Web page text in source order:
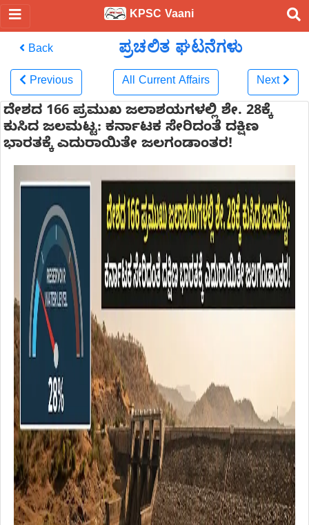
KPSC Vaani
Back ಪ್ರಚಲಿತ ಘಟನೆಗಳು
Previous All Current Affairs Next
ದೇಶದ 166 ಪ್ರಮುಖ ಜಲಾಶಯಗಳಲ್ಲಿ ಶೇ. 28ಕ್ಕೆ
ಕುಸಿದ ಜಲಮಟ್ಟ: ಕರ್ನಾಟಕ ಸೇರಿದಂತೆ ದಕ್ಷಿಣ
ಭಾರತಕ್ಕೆ ಎದುರಾಯಿತೇ ಜಲಗಂಡಾಂತರ!